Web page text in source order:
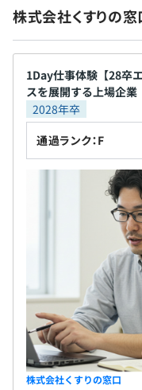
・言語：PHP、
CSS
・バージョン管理：Git
・リポジトリ管理：
・IDE：Visial Studio
・システム環境：AWS
・サーバ監視：Zabbix
・DB：Amazon
DynamoDB、
◆半期ごとの目標設
す。
設立当初から、メリ
て、明瞭でわかりや
6カ月（条件などの変
株式会社くすりの
1Day仕事体験【28卒
スを展開する上場企業
2028年卒
通過ランク：F
株式会社くすりの窓口